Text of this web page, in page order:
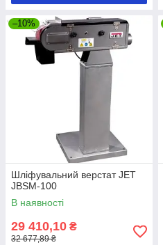
–10%
Шліфувальний верстат JET
JBSM-100
В наявності
29 410,10 ₴
32 677,89 ₴